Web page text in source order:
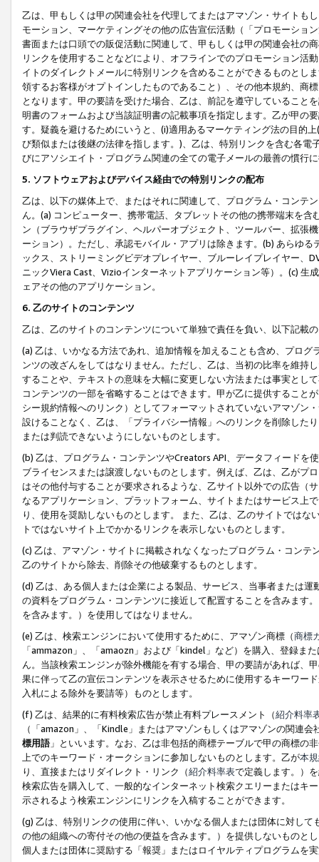
乙は、甲もしくは甲の関連会社を代理してまたはアマゾン・サイトも
モーション、マーケティングその他の広告宣伝活動（「プロモーショ
書面または口頭での販促活動に関連して、甲もしくは甲の関連会社の
リンクを使用することなどにより、オフラインでのプロモーション活
イトのダイレクトメールに特別リンクを含めることができるものとし
領するお客様がオプトインしたものであること）、その他本規約、商
となります。甲の要請を受けた場合、乙は、前記を遵守していること
明書のフォームおよび当該証明書の記載事項を指定します。乙が甲の
す。疑義を避けるためにいうと、(i)適用あるマーケティング法の目的
び類似または後継の法律を指します。)、乙は、特別リンクを含む各
びにアソシエイト・プログラム関連の全ての電子メールの最善の慣行
5. ソフトウェアおよびデバイス経由での特別リンクの配布
乙は、以下の媒体上で、またはそれに関連して、プログラム・コンテ
ん。(a) コンピューター、携帯電話、タブレットその他の携帯端末を
ン（ブラウザプラグイン、ヘルパーオブジェクト、ツールバー、拡張
ーション）。ただし、承認モバイル・アプリは除きます。(b) あらゆ
ックス、ストリーミングビデオプレイヤー、ブルーレイプレイヤー、
ニックViera Cast、Vizioインターネットアプリケーション等）。(c)
ェアその他のアプリケーション。
6. 乙のサイトのコンテンツ
乙は、乙のサイトのコンテンツについて単独で責任を負い、以下記載
(a) 乙は、いかなる方法であれ、追加情報を加えることも含め、プロ
ンツの改ざんをしてはなりません。ただし、乙は、当初の比率を維持
することや、テキストの意味を大幅に変更しない方法または事実とし
コンテンツの一部を省略することはできます。甲が乙に提供すること
シー規約情報へのリンク）としてフォーマットされていないアマゾン
設けることなく、乙は、「プライバシー情報」へのリンクを削除した
または判読できないようにしないものとします。
(b) 乙は、プログラム・コンテンツやCreators API、データフィード
ブライセンスまたは譲渡しないものとします。例えば、乙は、乙がプ
はその他付与することが要求されるような、乙サイト以外での広告（
なるアプリケーション、プラットフォーム、サイトまたはサービス上
り、使用を奨励しないものとします。 また、乙は、乙のサイトでは
トではないサイト上でかかるリンクを表示しないものとします。
(c) 乙は、アマゾン・サイトに掲載されなくなったプログラム・コン
乙のサイトから除去、削除その他破棄するものとします。
(d) 乙は、ある個人または企業による製品、サービス、当事者または
の資料をプログラム・コンテンツに接近して配置することを含みます
を含みます。）を使用してはなりません。
(e) 乙は、検索エンジンにおいて使用するために、アマゾン商標（商標
「ammazon」、「amaozn」および「kindel」など）を購入、登録ま
ん。当該検索エンジンが除外機能を有する場合、甲の要請があれば、
果に伴って乙の宣伝コンテンツを表示させるために使用するキーワー
入札による除外を要請等）ものとします。
(f) 乙は、結果的に有料検索広告が禁止有料プレースメント（紹介料率
（「amazon」、「Kindle」またはアマゾンもしくはアマゾンの関連
標用語」といいます。なお、乙は非包括的商標テーブルで甲の商標の
上でのキーワード・オークションに参加しないものとします。乙が本
り、直接またはリダイレクト・リンク（紹介料率表で定義します。）
検索広告を購入して、一般的なインターネット検索クエリーまたはキ
示されるよう検索エンジンにリンクを入稿することができます。
(g) 乙は、特別リンクの使用に伴い、いかなる個人または団体に対し
の他の組織への寄付その他の便益を含みます。）を提供しないものと
個人または団体に奨励する「報奨」またはロイヤルティプログラムを